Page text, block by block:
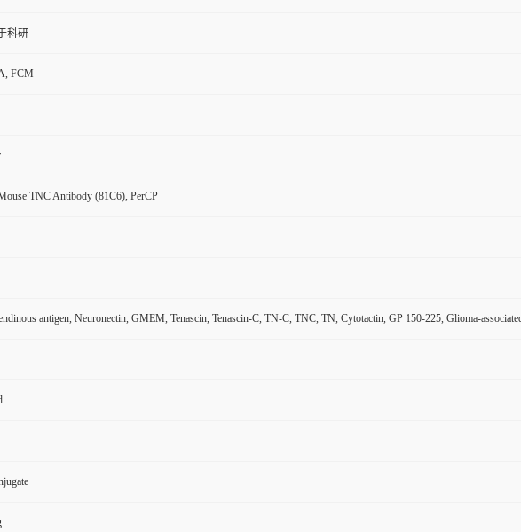
科研
FCM
TNC Antibody (81C6), PerCP
antigen, Neuronectin, GMEM, Tenascin, Tenascin-C, TN-C, TNC, TN, Cytotactin, GP 150-225, Glioma-